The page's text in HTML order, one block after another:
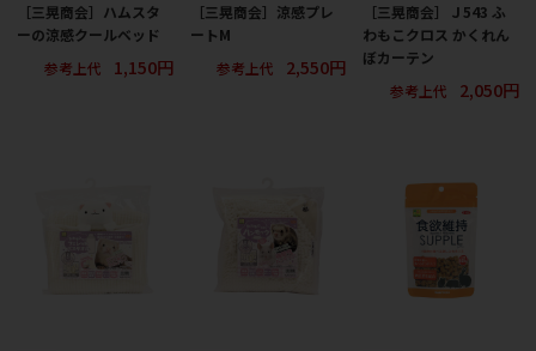
［三晃商会］ハムスタ
ーの涼感クールベッド
参考上代
1,150円
［三晃商会］涼感プレ
ートM
参考上代
2,550円
［三晃商会］Ｊ543 ふ
わもこクロス かくれん
ぼカーテン
参考上代
2,050円